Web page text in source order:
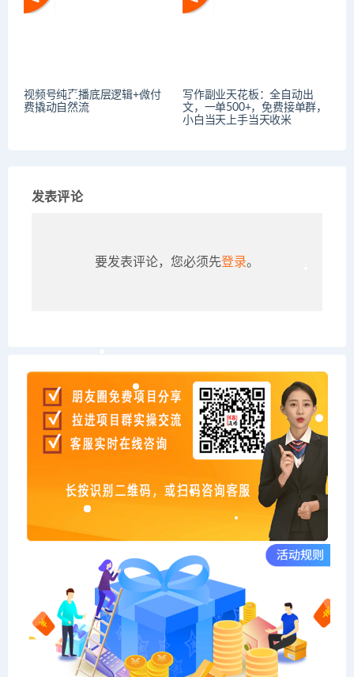
视频号纯直播底层逻辑+微付
费撬动自然流
写作副业天花板：全自动出
文，一单500+，免费接单群，
小白当天上手当天收米
发表评论
要发表评论，您必须先登录。